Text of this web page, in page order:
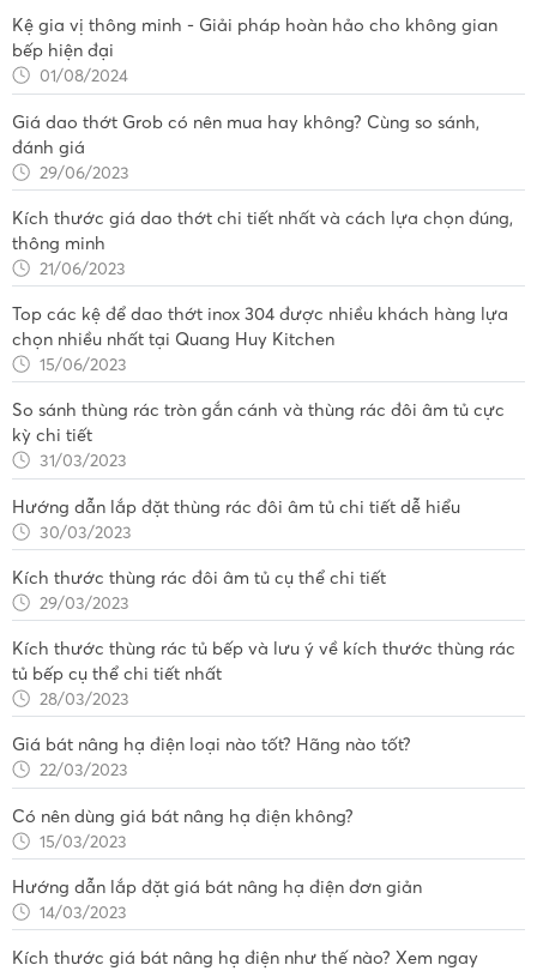
Kệ gia vị thông minh - Giải pháp hoàn hảo cho không gian
bếp hiện đại
01/08/2024
Giá dao thớt Grob có nên mua hay không? Cùng so sánh,
đánh giá
29/06/2023
Kích thước giá dao thớt chi tiết nhất và cách lựa chọn đúng,
thông minh
21/06/2023
Top các kệ để dao thớt inox 304 được nhiều khách hàng lựa
chọn nhiều nhất tại Quang Huy Kitchen
15/06/2023
So sánh thùng rác tròn gắn cánh và thùng rác đôi âm tủ cực
kỳ chi tiết
31/03/2023
Hướng dẫn lắp đặt thùng rác đôi âm tủ chi tiết dễ hiểu
30/03/2023
Kích thước thùng rác đôi âm tủ cụ thể chi tiết
29/03/2023
Kích thước thùng rác tủ bếp và lưu ý về kích thước thùng rác
tủ bếp cụ thể chi tiết nhất
28/03/2023
Giá bát nâng hạ điện loại nào tốt? Hãng nào tốt?
22/03/2023
Có nên dùng giá bát nâng hạ điện không?
15/03/2023
Hướng dẫn lắp đặt giá bát nâng hạ điện đơn giản
14/03/2023
Kích thước giá bát nâng hạ điện như thế nào? Xem ngay